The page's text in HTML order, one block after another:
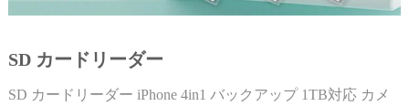
SD カードリーダー
SD カードリーダー iPhone 4in1 バックアップ 1TB対応 カメ